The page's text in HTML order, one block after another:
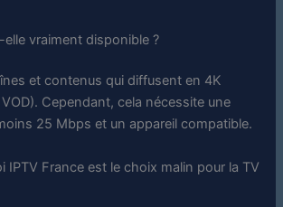
elle vraiment disponible ?
et contenus qui diffusent en 4K
Cependant, cela nécessite une
25 Mbps et un appareil compatible.
IPTV France est le choix malin pour la TV